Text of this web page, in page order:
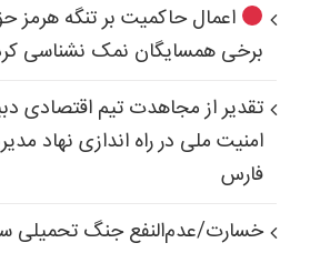
اعمال حاکمیت بر تنگه هرمز
برخی همسایگان نمک نشناسی
تقدیر از مجاهدت تیم اقتصادی
امنیت ملی در راه اندازی نهاد
فارس
خسارت/عدم‌النفع جنگ تحمیلی